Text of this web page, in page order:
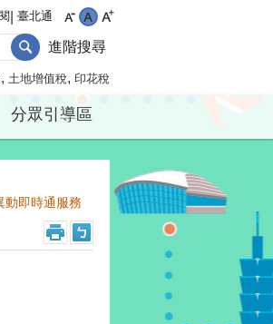
臺北通
進階搜尋
土地增值稅 印花稅
分眾引導區
動即時通服務